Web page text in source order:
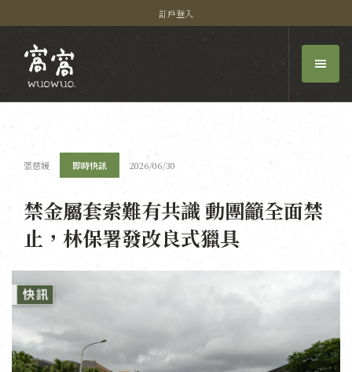
訂戶登入
張慈媛 即時快訊 2026/06/30
禁金屬套索難有共識 動團籲全面禁
止，林保署發改良式獵具